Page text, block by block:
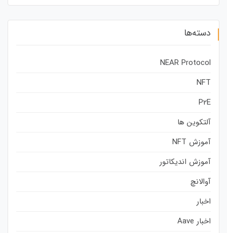
دسته‌ها
NEAR Protocol
NFT
P2E
آلتکوین ها
آموزش NFT
آموزش اندیکاتور
آوالانچ
اخبار
اخبار Aave